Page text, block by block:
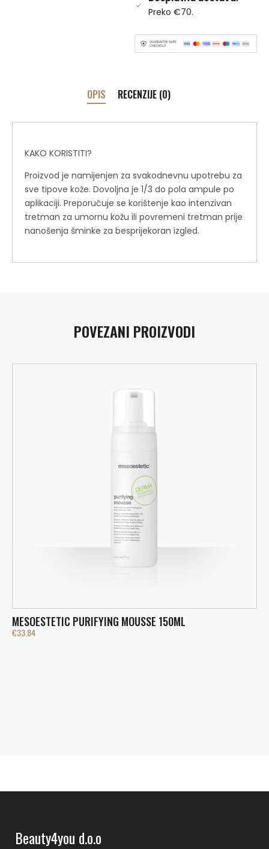
Preko €70.
OPIS RECENZIJE (0)
KAKO KORISTITI?
Proizvod je namijenjen za svakodnevnu upotrebu za
sve tipove kože. Dovoljna je 1/3 do pola ampule po
aplikaciji. Preporučuje se korištenje kao intenzivan
tretman za umornu kožu ili povremeni tretman prije
nanošenja šminke za besprijekoran izgled.
POVEZANI PROIZVODI
MESOESTETIC PURIFYING MOUSSE 150ML
€33.84
Beauty4you d.o.o